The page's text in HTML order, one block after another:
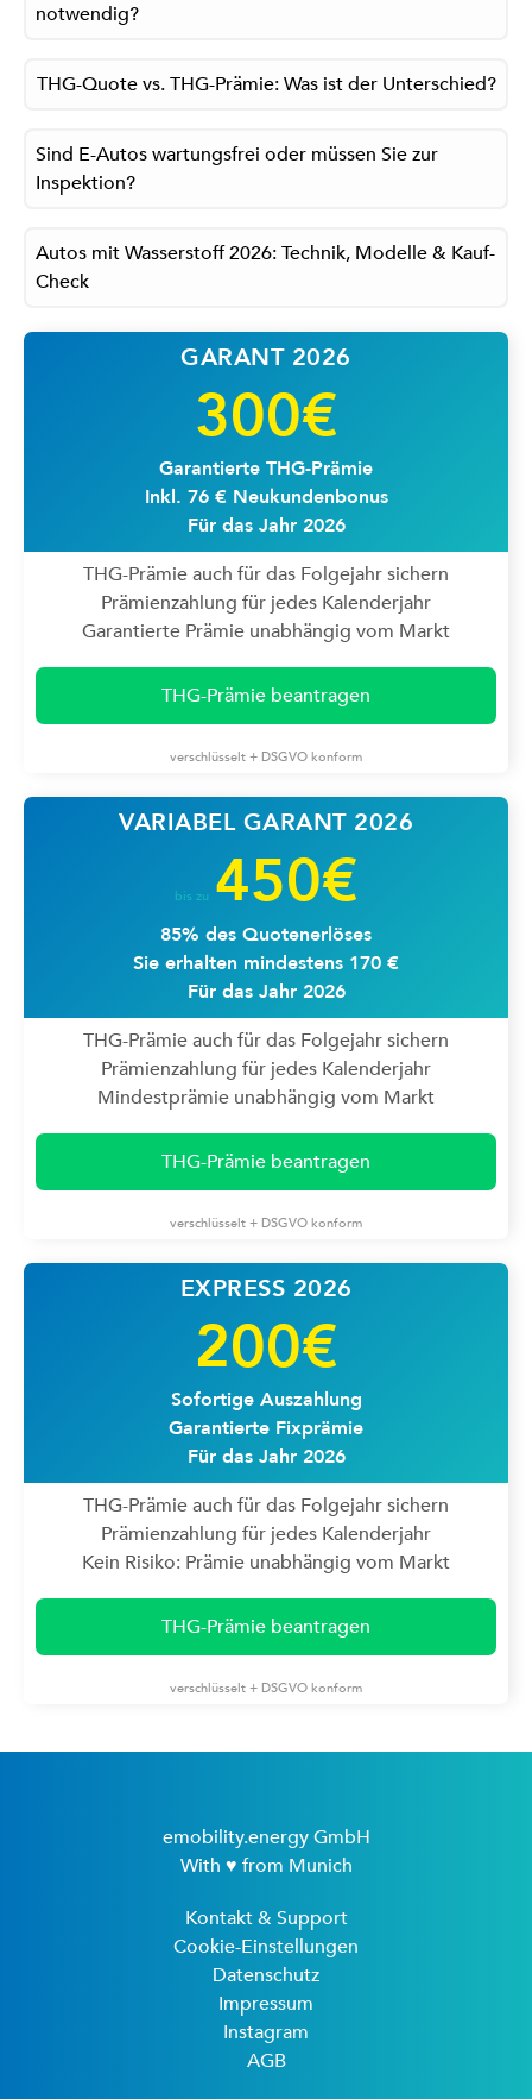
notwendig?
THG-Quote vs. THG-Prämie: Was ist der Unterschied?
Sind E-Autos wartungsfrei oder müssen Sie zur
Inspektion?
Autos mit Wasserstoff 2026: Technik, Modelle & Kauf-
Check
GARANT 2026
300€
Garantierte THG-Prämie
Inkl. 76 € Neukundenbonus
Für das Jahr 2026
THG-Prämie auch für das Folgejahr sichern
Prämienzahlung für jedes Kalenderjahr
Garantierte Prämie unabhängig vom Markt
THG-Prämie beantragen
verschlüsselt + DSGVO konform
VARIABEL GARANT 2026
bis zu450€
85% des Quotenerlöses
Sie erhalten mindestens 170 €
Für das Jahr 2026
THG-Prämie auch für das Folgejahr sichern
Prämienzahlung für jedes Kalenderjahr
Mindestprämie unabhängig vom Markt
THG-Prämie beantragen
verschlüsselt + DSGVO konform
EXPRESS 2026
200€
Sofortige Auszahlung
Garantierte Fixprämie
Für das Jahr 2026
THG-Prämie auch für das Folgejahr sichern
Prämienzahlung für jedes Kalenderjahr
Kein Risiko: Prämie unabhängig vom Markt
THG-Prämie beantragen
verschlüsselt + DSGVO konform
emobility.energy GmbH
With ♥ from Munich
Kontakt & Support
Cookie-Einstellungen
Datenschutz
Impressum
Instagram
AGB